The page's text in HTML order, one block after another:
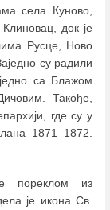
села Куново,
док је
Русце, Ново
су радили
са Блажом
Такође,
где су у
1871–1872.
пореклом из
је икона Св.